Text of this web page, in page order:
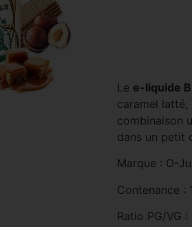
Le e-liquide
caramel
combinaison
dans un petit
Marque : O-
Contenance :
Ratio PG/VG